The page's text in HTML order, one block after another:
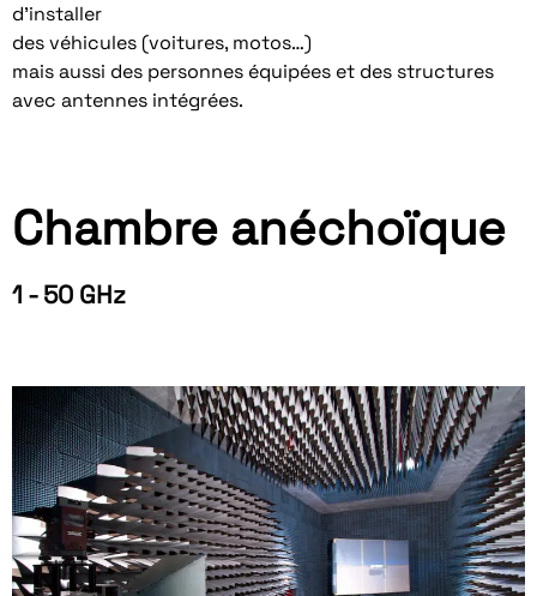
d’installer
des véhicules (voitures, motos…)
mais aussi des personnes équipées et des structures
avec antennes intégrées.
Chambre anéchoïque
1 - 50 GHz